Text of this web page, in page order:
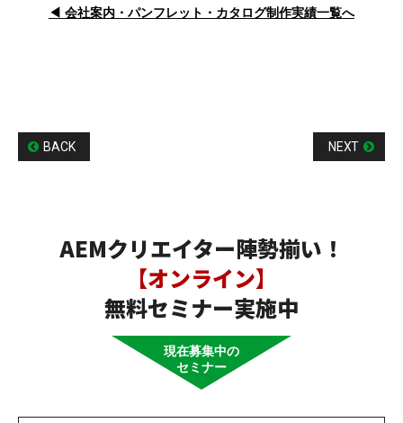
◀︎ 会社案内・パンフレット・カタログ制作実績一覧へ
BACK NEXT
AEMクリエイター陣勢揃い！
【オンライン】
無料セミナー実施中
現在募集中の
セミナー